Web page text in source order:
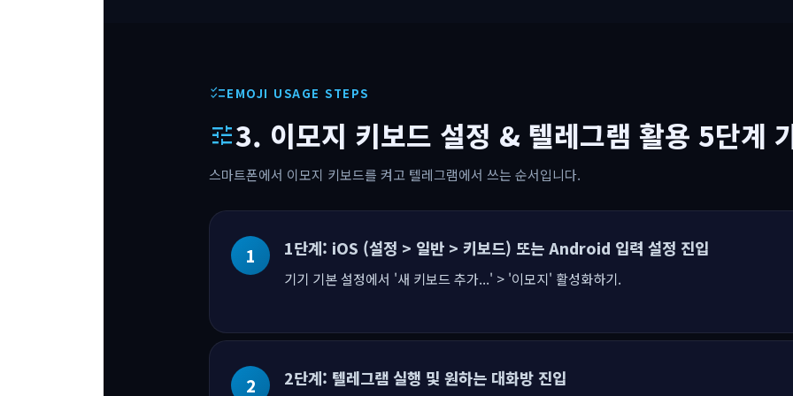
checklistEMOJI USAGE STEPS
tune3. 이모지 키보드 설정 & 텔레그램 활용 5단계
스마트폰에서 이모지 키보드를 켜고 텔레그램에서 쓰는 순서입니다.
1단계: iOS (설정 > 일반 > 키보드) 또는 Android 입력 설정 진입
기기 기본 설정에서 '새 키보드 추가...' > '이모지' 활성화하기.
2단계: 텔레그램 실행 및 원하는 대화방 진입